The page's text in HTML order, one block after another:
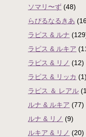
ソマリ〜ず (48)
らぴるなるきあ
ラピス & ルナ
ラピス & ルキア
ラピス & リノ (12)
ラピス & リッカ (1)
ラピス ＆ レアル
ルナ & ルキア (77)
ルナ & リノ (9)
ルキア & リノ (20)